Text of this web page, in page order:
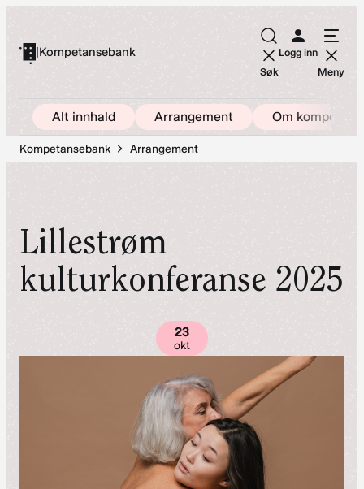
innhold
|Kompetansebank
Søk
Logg inn
Meny
Alt innhald Arrangement Om
Kompetansebank Arrangement
Lillestrøm
kulturkonferanse 2025
23
okt